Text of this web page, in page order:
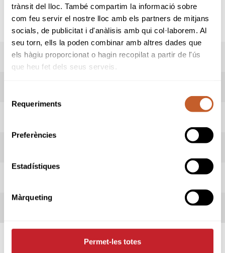
trànsit del lloc. També compartim la informació sobre
com feu servir el nostre lloc amb els partners de mitjans
socials, de publicitat i d'anàlisis amb qui col·laborem. Al
seu torn, ells la poden combinar amb altres dades que
els hàgiu proporcionat o hagin recopilat a partir de l'ús
que heu fet dels seus serveis.
Requeriments
Preferències
Estadístiques
Màrqueting
Permet-les totes
RESULTATS